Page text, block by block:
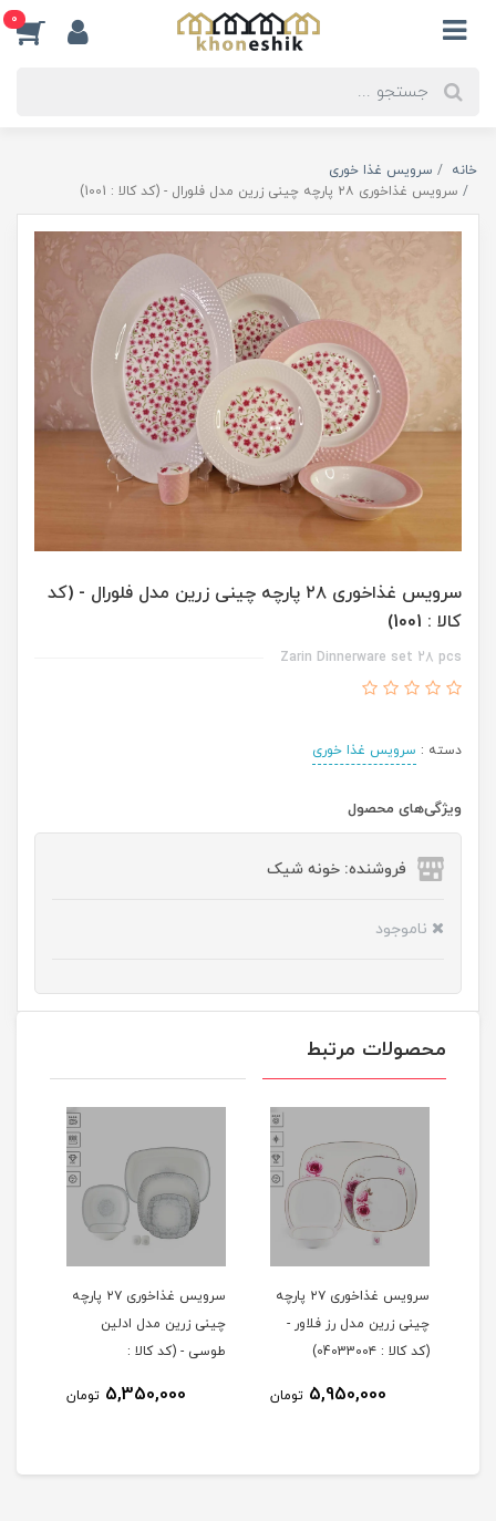
0
خانه
سرویس غذا خوری
سرویس غذاخوری ۲۸ پارچه چینی زرین مدل فلورال - (کد کالا : 1001)
سرویس غذاخوری ۲۸ پارچه چینی زرین مدل فلورال - (کد
کالا : 1001)
Zarin Dinnerware set 28 pcs
دسته : سرویس غذا خوری
ویژگی‌های محصول
فروشنده: خونه شیک
ناموجود
محصولات مرتبط
سرویس غذاخوری ۲۷ پارچه
چینی زرین مدل رز فلاور -
(کد کالا : 0403300۴)
5,950,000 تومان
سرویس غذاخوری ۲۷ پارچه
چینی زرین مدل ادلین
طوسی - (کد کالا :
5,350,000 تومان